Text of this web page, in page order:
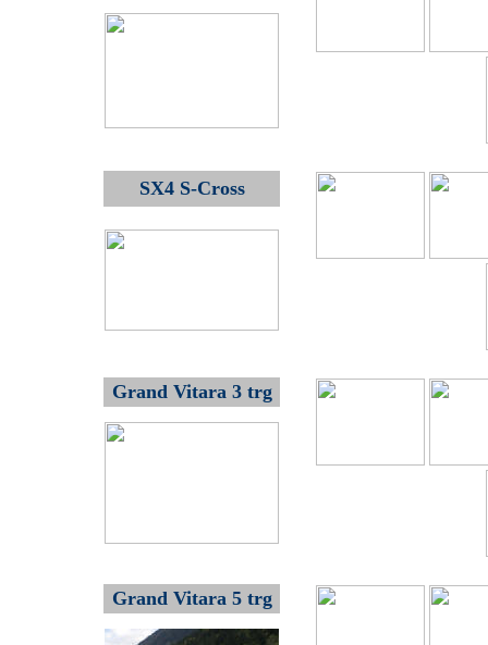
SX4 S-Cross
Grand Vitara 3 trg
Grand Vitara 5 trg